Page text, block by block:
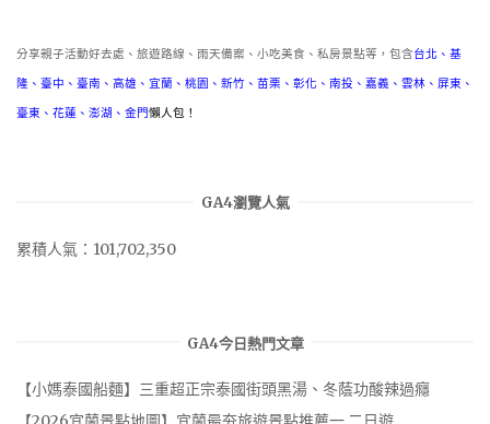
分享親子活動好去處、旅遊路線、雨天備案、小吃美食、私房景點等，包含台北 、 基
隆 、 臺中 、 臺南 、 高雄 、 宜蘭 、 桃園 、 新竹 、 苗栗 、 彰化 、 南投 、 嘉義 、 雲林 、 屏東 、
臺東 、 花蓮 、 澎湖 、 金門懶人包！
GA4瀏覽人氣
累積人氣：101,702,350
GA4今日熱門文章
【小媽泰國船麵】三重超正宗泰國街頭黑湯、冬蔭功酸辣過癮